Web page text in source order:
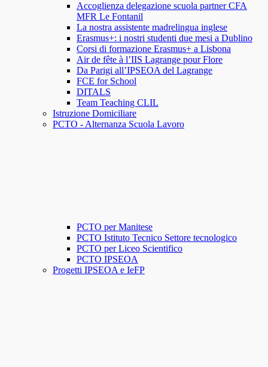
Accoglienza delegazione scuola partner CFA
MFR Le Fontanil
La nostra assistente madrelingua inglese
Erasmus+: i nostri studenti due mesi a Dublino
Corsi di formazione Erasmus+ a Lisbona
Air de fête à l’IIS Lagrange pour Flore
Da Parigi all’IPSEOA del Lagrange
FCE for School
DITALS
Team Teaching CLIL
Istruzione Domiciliare
PCTO - Alternanza Scuola Lavoro
PCTO per Manitese
PCTO Istituto Tecnico Settore tecnologico
PCTO per Liceo Scientifico
PCTO IPSEOA
Progetti IPSEOA e IeFP